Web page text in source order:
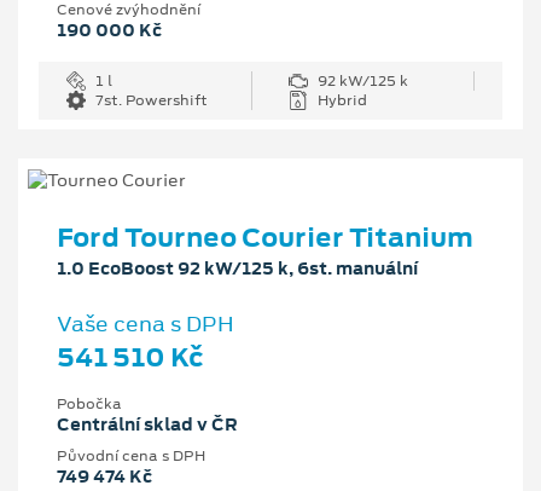
Cenové zvýhodnění
190 000 Kč
1 l
92 kW/125 k
7st. Powershift
Hybrid
Ford Tourneo Courier Titanium
1.0 EcoBoost 92 kW/125 k, 6st. manuální
Vaše cena s DPH
541 510 Kč
Pobočka
Centrální sklad v ČR
Původní cena s DPH
749 474 Kč